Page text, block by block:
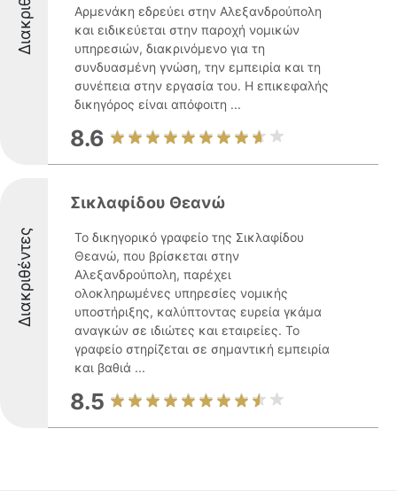
Αρμενάκη εδρεύει στην Αλεξανδρούπολη
και ειδικεύεται στην παροχή νομικών
υπηρεσιών, διακρινόμενο για τη
συνδυασμένη γνώση, την εμπειρία και τη
συνέπεια στην εργασία του. Η επικεφαλής
δικηγόρος είναι απόφοιτη ...
8.6
Διακριθέντες
Σικλαφίδου Θεανώ
Το δικηγορικό γραφείο της Σικλαφίδου
Θεανώ, που βρίσκεται στην
Αλεξανδρούπολη, παρέχει
ολοκληρωμένες υπηρεσίες νομικής
υποστήριξης, καλύπτοντας ευρεία γκάμα
αναγκών σε ιδιώτες και εταιρείες. Το
γραφείο στηρίζεται σε σημαντική εμπειρία
και βαθιά ...
8.5